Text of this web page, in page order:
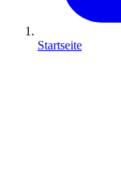
Startseite